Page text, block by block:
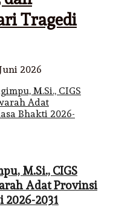
Tragedi
2026
M.Si., CIGS
Adat Provinsi
2026-2031